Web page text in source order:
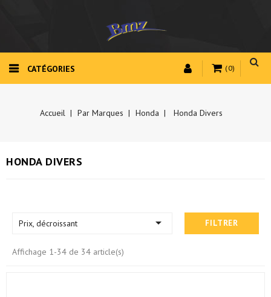
(0)
CATÉGORIES
Accueil Par Marques Honda Honda Divers
HONDA DIVERS
Prix, décroissant  FILTRER
Affichage 1-34 de 34 article(s)